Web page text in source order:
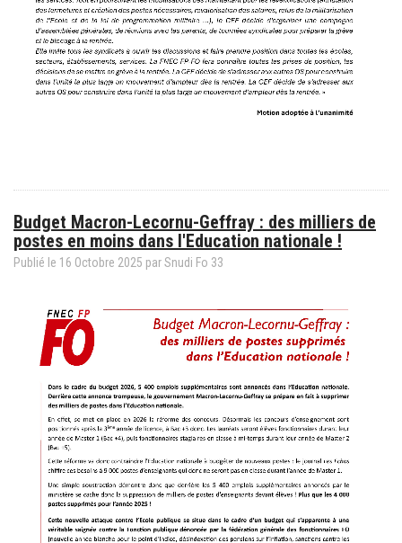
Budget Macron-Lecornu-Geffray : des milliers de
postes en moins dans l'Education nationale !
Publié le 16 Octobre 2025 parSnudi Fo 33